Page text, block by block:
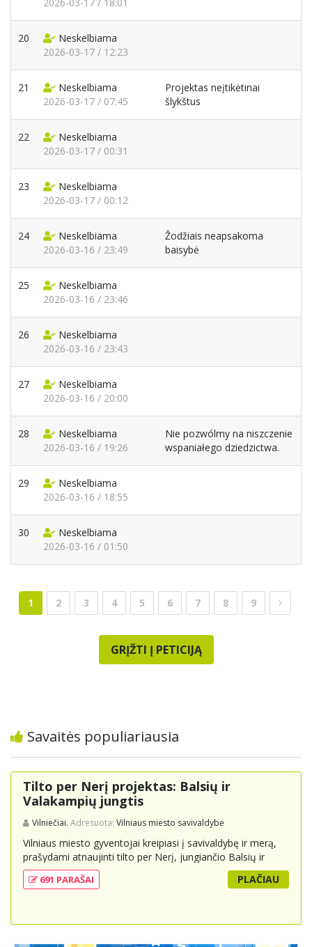
2026-03-17 / 18:01
20
Neskelbiama
2026-03-17 / 12:23
21
Neskelbiama
2026-03-17 / 07:45
Projektas neįtikėtinai
šlykštus
22
Neskelbiama
2026-03-17 / 00:31
23
Neskelbiama
2026-03-17 / 00:12
24
Neskelbiama
2026-03-16 / 23:49
Žodžiais neapsakoma
baisybė
25
Neskelbiama
2026-03-16 / 23:46
26
Neskelbiama
2026-03-16 / 23:43
27
Neskelbiama
2026-03-16 / 20:00
28
Neskelbiama
2026-03-16 / 19:26
Nie pozwólmy na niszczenie
wspaniałego dziedzictwa.
29
Neskelbiama
2026-03-16 / 18:55
30
Neskelbiama
2026-03-16 / 01:50
1 2 3 4 5 6 7 8 9
GRĮŽTI Į PETICIJĄ
Savaitės populiariausia
Tilto per Nerį projektas: Balsių ir
Valakampių jungtis
Vilniečiai. Adresuota: Vilniaus miesto savivaldybė
Vilniaus miesto gyventojai kreipiasi į savivaldybę ir merą,
prašydami atnaujinti tilto per Nerį, jungiančio Balsių ir
Valakampių kryptis, projektą ir įtraukti jį į miesto
strateginius susisiekimo planus. Šis tiltas ne tik padėtų
suteikdamas daugiau susisiekimo galimybių tiek
691 PARAŠAI PLAČIAU